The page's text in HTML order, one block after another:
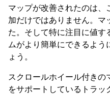
マップが改善されたのは、
加だけではありません。マ
た。そして特に注目に値
ムがより簡単にできるよう
ょう。
スクロールホイール付き
をサポートしているトラ